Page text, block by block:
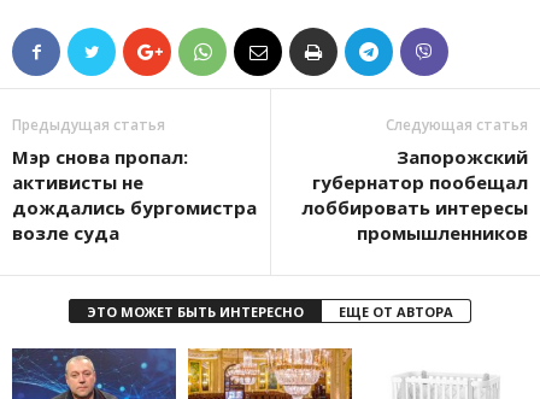
Предыдущая статья
Мэр снова пропал:
активисты не
дождались бургомистра
возле суда
Следующая статья
Запорожский
губернатор пообещал
лоббировать интересы
промышленников
ЭТО МОЖЕТ БЫТЬ ИНТЕРЕСНО ЕЩЕ ОТ АВТОРА